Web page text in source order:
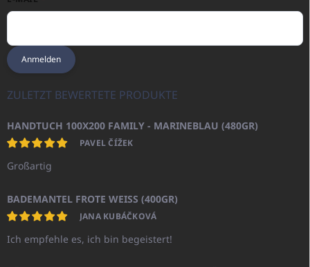
Anmelden
ZULETZT BEWERTETE PRODUKTE
HANDTUCH 100X200 FAMILY - MARINEBLAU (480GR)
PAVEL ČÍŽEK
Großartig
BADEMANTEL FROTE WEISS (400GR)
JANA KUBÁČKOVÁ
Ich empfehle es, ich bin begeistert!